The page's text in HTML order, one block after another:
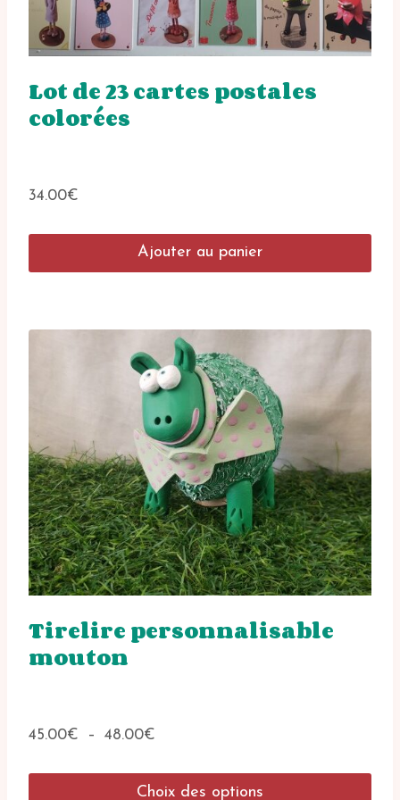
Lot de 23 cartes postales
colorées
34.00€
Ajouter au panier
Tirelire personnalisable
mouton
45.00€ – 48.00€
prix :
45.00€
Choix des options